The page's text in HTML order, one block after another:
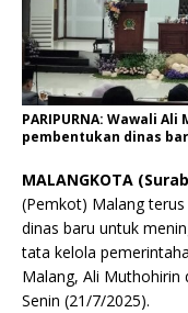
PARIPURNA: Wawali
pembentukan dinas
MALANGKOTA
(Pemkot) Malang
dinas baru untuk
tata kelola
Malang, Ali Muthohirin
Senin (21/7/2025).